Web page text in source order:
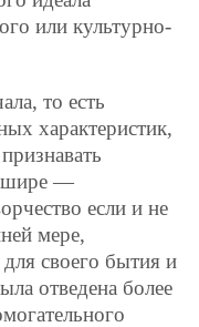
или культурно-
то есть
характеристик,
шире —
если и не
мере,
своего бытия и
отведена более